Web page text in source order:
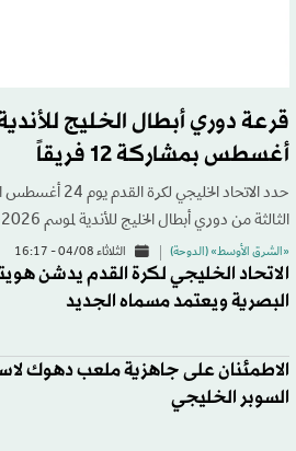
أغسطس بمشاركة 12 فريقاً
حدد الاتحاد
الثالثة من دوري أبطال الخليج للأندية لموسم 2026-2027.
«الشرق الأوسط» (الدوحة) الثلاثاء 04/08 - 16:17
الاتحاد الخليجي لكرة القدم يدشن
البصرية ويعتمد مسماه الجديد
الاطمئنان على جاهزية ملعب دهوك
السوبر الخليجي